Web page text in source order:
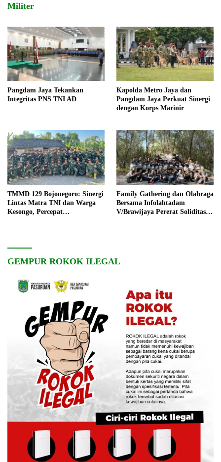
Militer
Pangdam Jaya Tekankan
Integritas PNS TNI AD
Kapolda Metro Jaya dan
Pangdam Jaya Perkuat Sinergi
dengan Korps Marinir
TMMD 129 Bojonegoro: Sinergi
Lintas Matra TNI dan Warga
Kesongo, Percepat
Family Gathering dan Olahraga
Bersama Infolahtadam
V/Brawijaya Pererat Soliditas
GEMPUR ROKOK ILEGAL